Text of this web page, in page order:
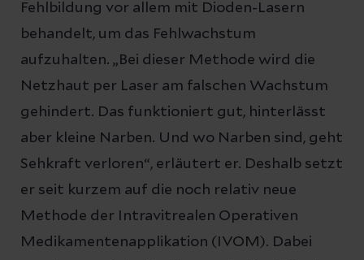
Fehlbildung vor allem mit Dioden-Lasern
behandelt, um das Fehlwachstum
aufzuhalten. „Bei dieser Methode wird die
Netzhaut per Laser am falschen Wachstum
gehindert. Das funktioniert gut, hinterlässt
aber kleine Narben. Und wo Narben sind, geht
Sehkraft verloren“, erläutert er. Deshalb setzt
er seit kurzem auf die noch relativ neue
Methode der Intravitrealen Operativen
Medikamentenapplikation (IVOM). Dabei